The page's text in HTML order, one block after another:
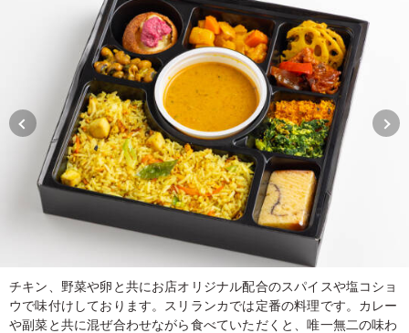
チキン、野菜や卵と共にお店オリジナル配合のスパイスや塩コショ
ウで味付けしております。スリランカでは定番の料理です。カレー
や副菜と共に混ぜ合わせながら食べていただくと、唯一無二の味わ